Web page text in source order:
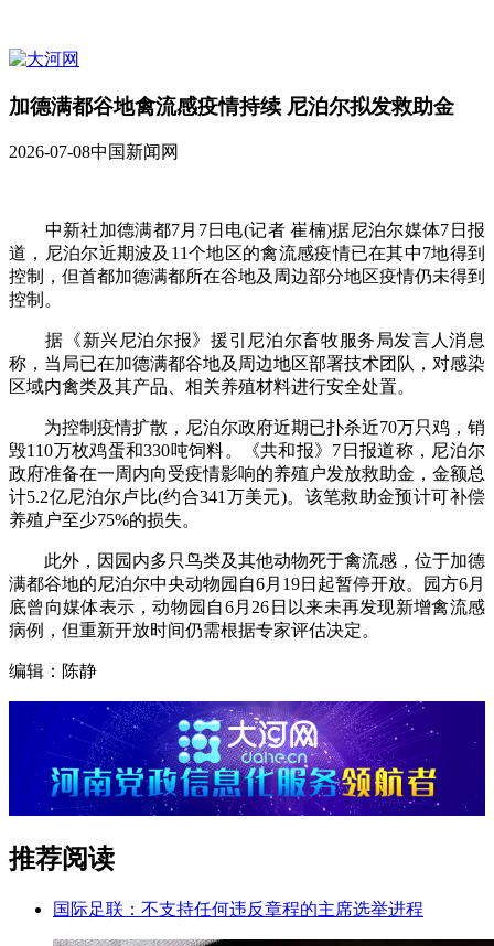
加德满都谷地禽流感疫情持续 尼泊尔拟发救助金
2026-07-08中国新闻网
中新社加德满都7月7日电(记者 崔楠)据尼泊尔媒体7日报
道，尼泊尔近期波及11个地区的禽流感疫情已在其中7地得到
控制，但首都加德满都所在谷地及周边部分地区疫情仍未得到
控制。
据《新兴尼泊尔报》援引尼泊尔畜牧服务局发言人消息
称，当局已在加德满都谷地及周边地区部署技术团队，对感染
区域内禽类及其产品、相关养殖材料进行安全处置。
为控制疫情扩散，尼泊尔政府近期已扑杀近70万只鸡，销
毁110万枚鸡蛋和330吨饲料。《共和报》7日报道称，尼泊尔
政府准备在一周内向受疫情影响的养殖户发放救助金，金额总
计5.2亿尼泊尔卢比(约合341万美元)。该笔救助金预计可补偿
养殖户至少75%的损失。
此外，因园内多只鸟类及其他动物死于禽流感，位于加德
满都谷地的尼泊尔中央动物园自6月19日起暂停开放。园方6月
底曾向媒体表示，动物园自6月26日以来未再发现新增禽流感
病例，但重新开放时间仍需根据专家评估决定。
编辑：陈静
推荐阅读
国际足联：不支持任何违反章程的主席选举进程